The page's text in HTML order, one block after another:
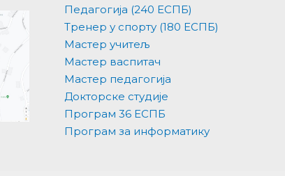
Педагогија (240 ЕСПБ)
Тренер у спорту (180 ЕСПБ)
Мастер учитељ
Мастер васпитач
Мастер педагогија
Докторске студије
Програм 36 ЕСПБ
Програм за информатику